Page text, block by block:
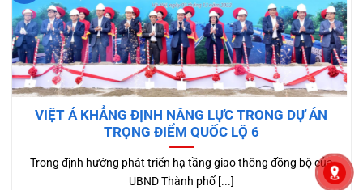
VIỆT Á KHẲNG ĐỊNH NĂNG LỰC TRONG DỰ ÁN
TRỌNG ĐIỂM QUỐC LỘ 6
Trong định hướng phát triển hạ tầng giao thông đồng bộ của
UBND Thành phố [...]